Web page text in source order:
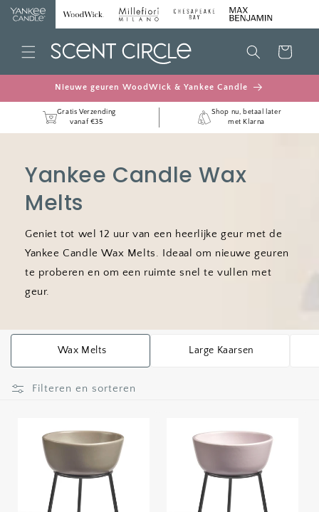
NAAR DE
Winkelwagen
Nieuwe geuren WoodWick & Yankee Candle
Gratis Verzending
vanaf €35
Shop nu, betaal later
met Klarna
Yankee Candle Wax
Melts
Geniet tot wel 12 uur van een heerlijke geur met de
Yankee Candle Wax Melts. Ideaal om nieuwe geuren
te proberen en om een ruimte snel te vullen met
geur.
Wax Melts Large Kaarsen
Filteren en sorteren